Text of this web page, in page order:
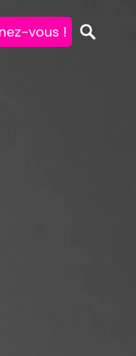
vous !